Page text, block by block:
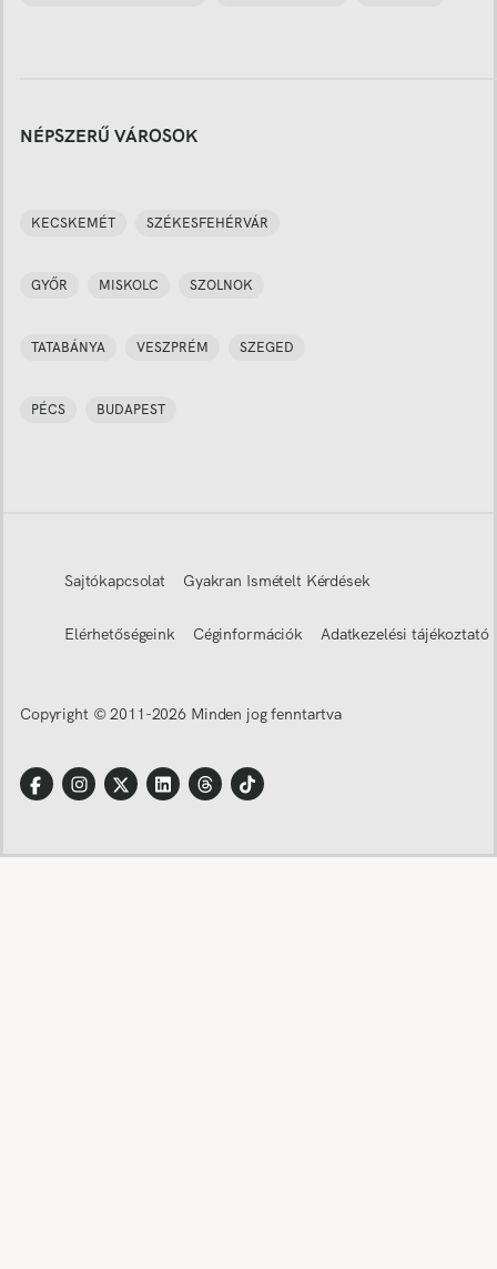
NÉPSZERŰ VÁROSOK
KECSKEMÉT SZÉKESFEHÉRVÁR
GYŐR MISKOLC SZOLNOK
TATABÁNYA VESZPRÉM SZEGED
PÉCS BUDAPEST
Sajtókapcsolat Gyakran Ismételt Kérdések
Elérhetőségeink Céginformációk Adatkezelési tájékoztató
Copyright © 2011-2026 Minden jog fenntartva